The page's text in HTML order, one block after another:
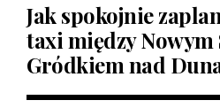
Jak spokojnie
taxi między Nowym
Gródkiem nad